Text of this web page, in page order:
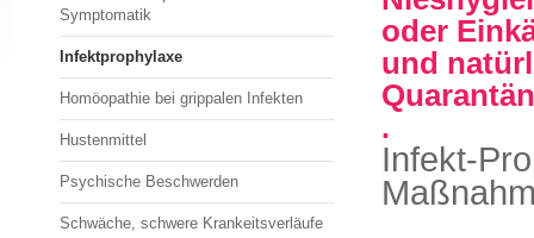
Symptomatik
Infektprophylaxe
Homöopathie bei grippalen Infekten
Hustenmittel
Psychische Beschwerden
Schwäche, schwere Krankeitsverläufe
oder
und
.
Infekt-